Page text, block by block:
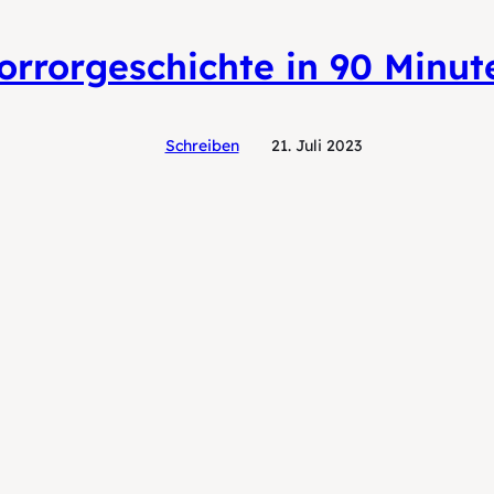
in 90
Schreiben 21. Juli 2023